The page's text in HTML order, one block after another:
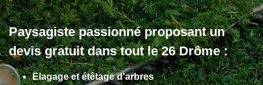
Paysagiste passionné proposant un
devis gratuit dans tout le 26 Drôme :
Elagage et étêtage d'arbres